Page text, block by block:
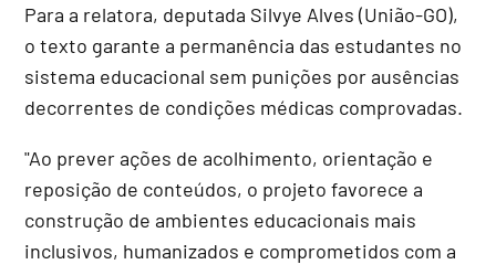
Para a relatora, deputada Silvye Alves (União-GO),
o texto garante a permanência das estudantes no
sistema educacional sem punições por ausências
decorrentes de condições médicas comprovadas.
"Ao prever ações de acolhimento, orientação e
reposição de conteúdos, o projeto favorece a
construção de ambientes educacionais mais
inclusivos, humanizados e comprometidos com a